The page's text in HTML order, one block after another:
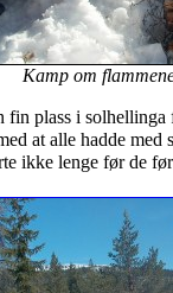
Kamp om
fin plass i
at alle hadde
ikke lenge før de